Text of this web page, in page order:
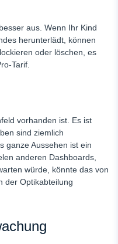
aus. Wenn Ihr Kind
herunterlädt, können
oder löschen, es
Tarif.
vorhanden ist. Es ist
sind ziemlich
ganze Aussehen ist ein
anderen Dashboards,
würde, könnte das von
der Optikabteilung